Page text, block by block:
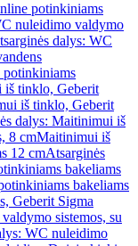
potinkiniams
nuleidimo valdymo
dalys: WC
iš tinklo, Geberit
iš tinklo, Geberit
dalys: Maitinimui iš
8 cmMaitinimui iš
12 cmAtsarginės
bakeliams
bakeliams
Geberit Sigma
sistemos, su
WC nuleidimo